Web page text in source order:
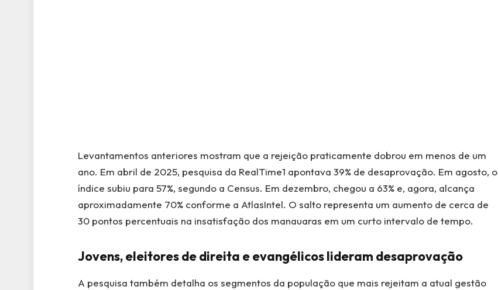
Levantamentos anteriores mostram que a rejeição praticamente dobrou em menos de um
ano. Em abril de 2025, pesquisa da RealTime1 apontava 39% de desaprovação. Em agosto, o
índice subiu para 57%, segundo a Census. Em dezembro, chegou a 63% e, agora, alcança
aproximadamente 70% conforme a AtlasIntel. O salto representa um aumento de cerca de
30 pontos percentuais na insatisfação dos manauaras em um curto intervalo de tempo.
Jovens, eleitores de direita e evangélicos lideram desaprovação
A pesquisa também detalha os segmentos da população que mais rejeitam a atual gestão